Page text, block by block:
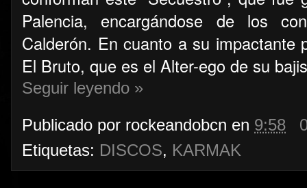
Palencia, encargándose de los
Calderón. En cuanto a su
El Bruto, que es el Alter-ego de su
Seguir leyendo »
Publicado por rockeandobcn en 9:58
Etiquetas: DISCOS, KARMAK